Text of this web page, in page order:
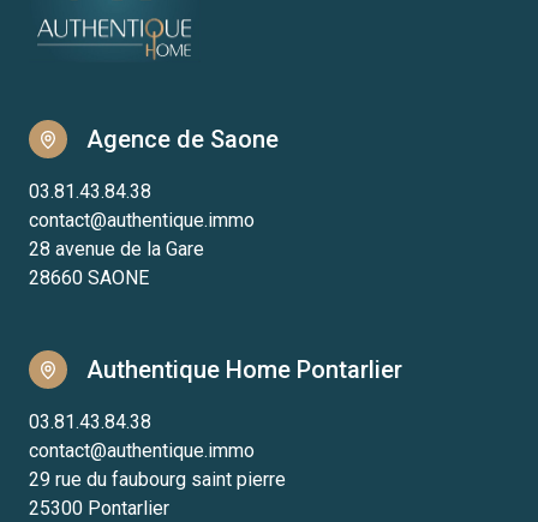
Agence de Saone
03.81.43.84.38
contact@authentique.immo
28 avenue de la Gare
28660 SAONE
Authentique Home Pontarlier
03.81.43.84.38
contact@authentique.immo
29 rue du faubourg saint pierre
25300 Pontarlier